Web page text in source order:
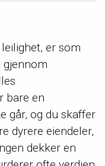
er som
gjennom
bare en
går, og du skaffer
dyrere eiendeler,
dekker en